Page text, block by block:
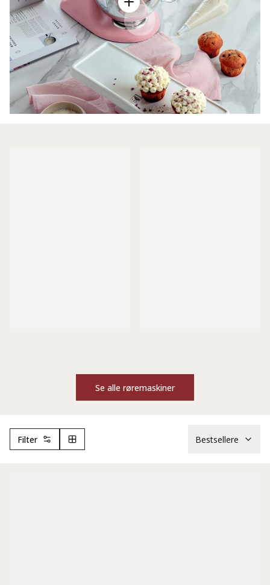
Se alle røremaskiner
Filter Bestsellere